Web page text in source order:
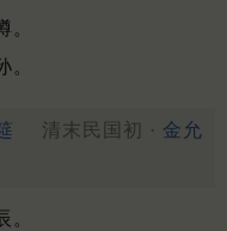
。
。
清末民国初 · 金允
。